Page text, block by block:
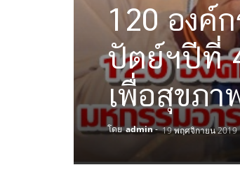
120 องค์
ปัตย์ฯปีที่
เพื่อสุขภา
โดย admin- 19 พฤศจิกายน 2019